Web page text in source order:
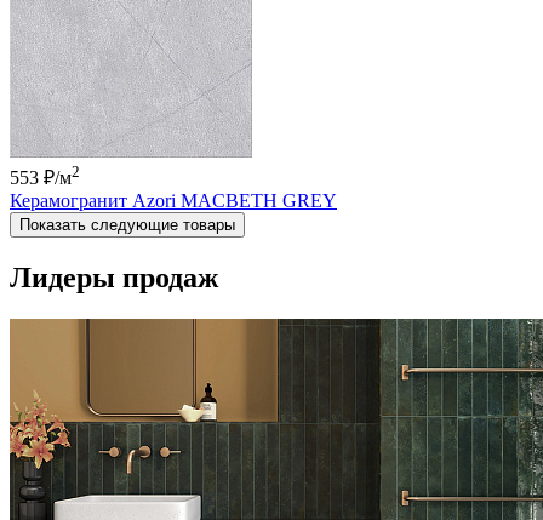
553 ₽/м2
Керамогранит Azori MACBETH GREY
Показать следующие товары
Лидеры продаж